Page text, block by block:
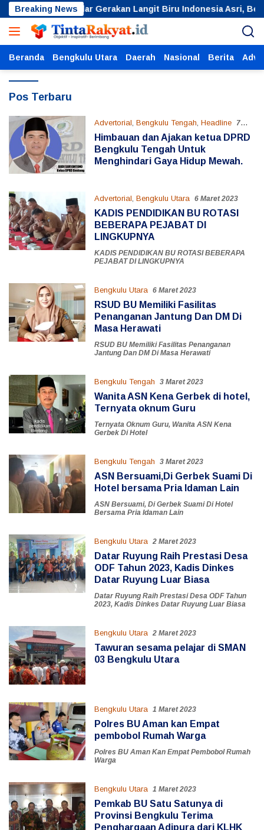
Langsung
ke
konten
Breaking News
Utara Gelar Gerakan Langit Biru Indonesia Asri,
Beranda Bengkulu Utara Daerah Nasional Berita
TintaRakyat.id
Pos Terbaru
Advertorial, Bengkulu Tengah, Headline
7
Maret 2023
Himbauan dan Ajakan ketua DPRD
Bengkulu Tengah Untuk
Menghindari Gaya Hidup Mewah.
Advertorial, Bengkulu Utara 6 Maret 2023
KADIS PENDIDIKAN BU ROTASI
BEBERAPA PEJABAT DI
LINGKUPNYA
KADIS PENDIDIKAN BU ROTASI BEBERAPA
PEJABAT DI LINGKUPNYA
Bengkulu Utara 6 Maret 2023
RSUD BU Memiliki Fasilitas
Penanganan Jantung Dan DM Di
Masa Herawati
RSUD BU Memiliki Fasilitas Penanganan
Jantung Dan DM Di Masa Herawati
Bengkulu Tengah 3 Maret 2023
Wanita ASN Kena Gerbek di hotel,
Ternyata oknum Guru
Ternyata Oknum Guru, Wanita ASN Kena
Gerbek Di Hotel
Bengkulu Tengah 3 Maret 2023
ASN Bersuami,Di Gerbek Suami Di
Hotel bersama Pria Idaman Lain
ASN Bersuami, Di Gerbek Suami Di Hotel
Bersama Pria Idaman Lain
Bengkulu Utara 2 Maret 2023
Datar Ruyung Raih Prestasi Desa
ODF Tahun 2023, Kadis Dinkes
Datar Ruyung Luar Biasa
Datar Ruyung Raih Prestasi Desa ODF Tahun
2023, Kadis Dinkes Datar Ruyung Luar Biasa
Bengkulu Utara 2 Maret 2023
Tawuran sesama pelajar di SMAN
03 Bengkulu Utara
Bengkulu Utara 1 Maret 2023
Polres BU Aman kan Empat
pembobol Rumah Warga
Polres BU Aman Kan Empat Pembobol Rumah
Warga
Bengkulu Utara 1 Maret 2023
Pemkab BU Satu Satunya di
Provinsi Bengkulu Terima
Penghargaan Adipura dari KLHK